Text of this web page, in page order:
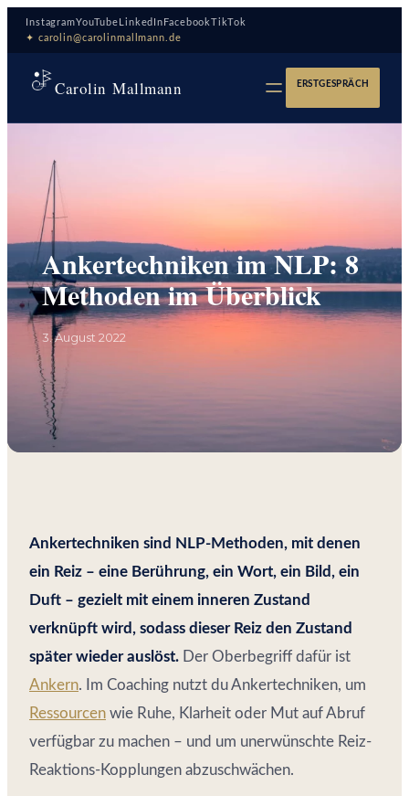
Zum
Inhalt
InstagramYouTube LinkedIn FacebookTikTok
✦ carolin@carolinmallmann.de
Carolin Mallmann ERSTGESPRÄCH
Ankertechniken im NLP: 8
Methoden im Überblick
3. August 2022
Ankertechniken sind NLP-Methoden, mit denen
ein Reiz – eine Berührung, ein Wort, ein Bild, ein
Duft – gezielt mit einem inneren Zustand
verknüpft wird, sodass dieser Reiz den Zustand
später wieder auslöst. Der Oberbegriff dafür ist
Ankern. Im Coaching nutzt du Ankertechniken, um
Ressourcen wie Ruhe, Klarheit oder Mut auf Abruf
verfügbar zu machen – und um unerwünschte Reiz-
Reaktions-Kopplungen abzuschwächen.